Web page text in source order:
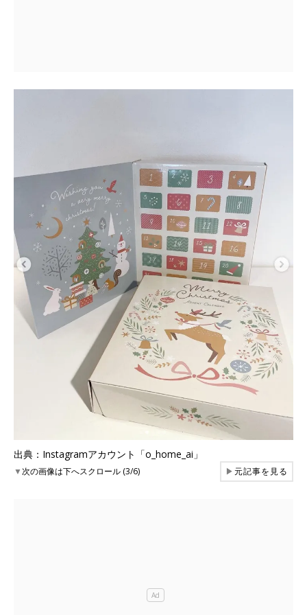
出典：Instagramアカウント「o_home_ai」
▼次の画像は下へスクロール (3/6) ▶元記事を見る